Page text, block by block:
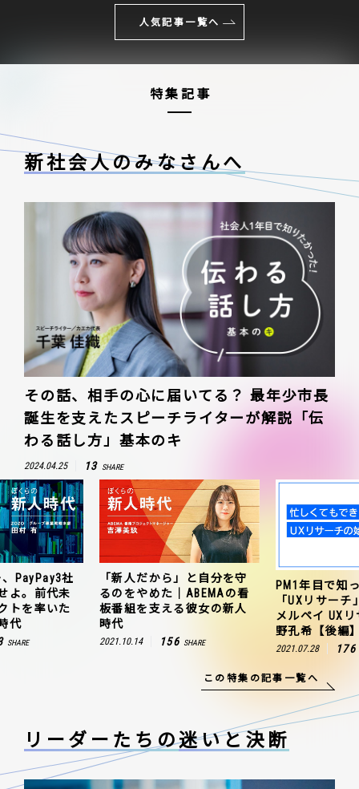
人気記事一覧へ
特集記事
新社会人のみなさんへ
その話、相手の心に届いてる？ 最年少市長
誕生を支えたスピーチライターが解説「伝
わる話し方」基本のキ
2024.04.25 13 SHARE
PayPay3社
よ。前代未
トを率いた
代
SHARE
「新人だから」と自分を守
るのをやめた｜ABEMAの看
板番組を支える彼女の新人
時代
2021.10.14 156 SHARE
PM1年目で知
「UXリサー
メルペイ UX
野孔希【後編
2021.07.28 176
この特集の記事一覧へ
リーダーたちの迷いと決断